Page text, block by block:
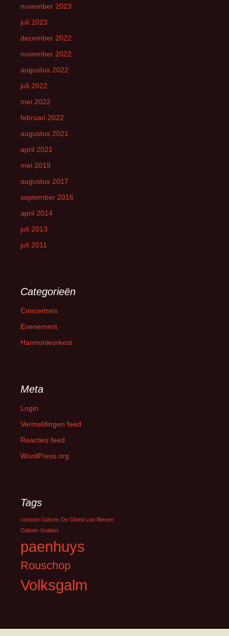
november 2023
juli 2023
december 2022
november 2022
augustus 2022
juli 2022
mei 2022
februari 2022
augustus 2021
april 2021
mei 2019
augustus 2017
september 2016
april 2014
juli 2013
juli 2011
Categorieën
Concertreis
Evenement
Harmonieorkest
Meta
Login
Vermeldingen feed
Reacties feed
WordPress.org
Tags
concert Gidsen De Gloed van Biesen
Gidsen Golden
paenhuys
Rouschop
Volksgalm